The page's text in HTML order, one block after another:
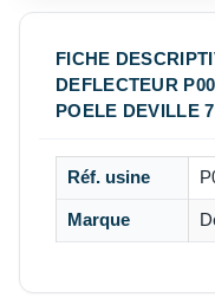
FICHE
DEFLECTEUR
POELE DEVILLE
Réf. usine
Marque